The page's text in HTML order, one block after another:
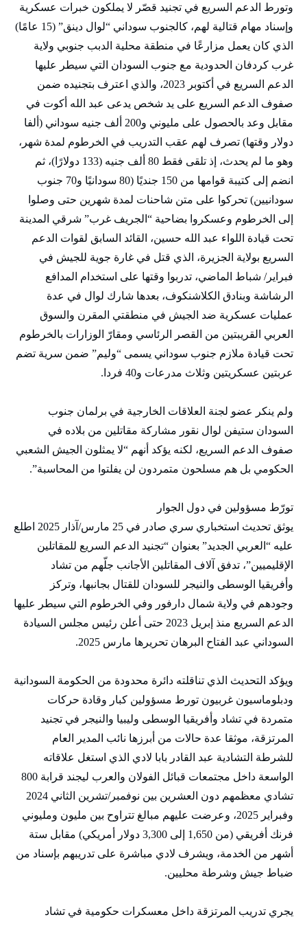
وتورط الدعم السريع في تجنيد قصّر لا يملكون خبرات عسكرية
وإسناد مهام قتالية لهم، كالجنوب سوداني “لوال دينق” (15 عامًا)
الذي كان يعمل مزارعًا في منطقة محلية الدبب جنوبي ولاية
غرب كردفان الحدودية مع جنوب السودان التي سيطر عليها
الدعم السريع في أكتوبر 2023، والذي اعترف بتجنيده ضمن
صفوف الدعم السريع على يد شخص يدعى عبد الله أكوت في
مقابل وعد بالحصول على مليوني و200 ألف جنيه سوداني (ألفا
دولار وقتها) تصرف لهم عقب التدريب في الخرطوم لمدة شهر،
وهو ما لم يحدث، إذ تلقى فقط 80 ألف جنيه (133 دولارًا)، ثم
انضم إلى كتيبة قوامها من 150 جنديًا (80 سودانيًا و70 جنوب
سودانيين) تحركوا على متن شاحنات لمدة شهرين حتى وصلوا
إلى الخرطوم وعسكروا بضاحية “الجريف غرب” شرقي المدينة
تحت قيادة اللواء عبد الله حسين، القائد السابق لقوات الدعم
السريع بولاية الجزيرة، الذي قتل في غارة جوية للجيش في
فبراير/ شباط الماضي، تدربوا وقتها على استخدام المدافع
الرشاشة وبنادق الكلاشنكوف، بعدها شارك لوال في عدة
عمليات عسكرية ضد الجيش في منطقتي المقرن والسوق
العربي القريبتين من القصر الرئاسي ومقارّ الوزارات بالخرطوم
تحت قيادة ملازم جنوب سوداني يسمى “وليم” ضمن سرية تضم
عربتين عسكريتين وثلاث مدرعات و40 فردا.
ولم ينكر عضو لجنة العلاقات الخارجية في برلمان جنوب
السودان ستيفن لوال نقور مشاركة مقاتلين من بلاده في
صفوف الدعم السريع، لكنه يؤكد أنهم “لا يمثلون الجيش الشعبي
الحكومي بل هم مسلحون متمردون لن يفلتوا من المحاسبة”.
تورّط مسؤولين في دول الجوار
يوثق تحديث استخباري سري صادر في 25 مارس/آذار 2025 اطلع
عليه “العربي الجديد” بعنوان “تجنيد الدعم السريع للمقاتلين
الإقليميين”، تدفق آلاف المقاتلين الأجانب جلّهم من تشاد
وأفريقيا الوسطى والنيجر للسودان للقتال بجانبها، وتركز
وجودهم في ولاية شمال دارفور وفي الخرطوم التي سيطر عليها
الدعم السريع منذ إبريل 2023 حتى أعلن رئيس مجلس السيادة
السوداني عبد الفتاح البرهان تحريرها مارس 2025.
ويؤكد التحديث الذي تناقلته دائرة محدودة من الحكومة السودانية
ودبلوماسيون غربيون تورط مسؤولين كبار وقادة حركات
متمردة في تشاد وأفريقيا الوسطى وليبيا والنيجر في تجنيد
المرتزقة، موثقا عدة حالات من أبرزها نائب المدير العام
للشرطة التشادية عبد القادر بابا لادي الذي استغل علاقاته
الواسعة داخل مجتمعات قبائل الفولان والعرب ليجند قرابة 800
تشادي معظمهم دون العشرين بين نوفمبر/تشرين الثاني 2024
وفبراير 2025، وعرضت عليهم مبالغ تتراوح بين مليون ومليوني
فرنك أفريقي (من 1,650 إلى 3,300 دولار أمريكي) مقابل ستة
أشهر من الخدمة، ويشرف لادي مباشرة على تدريبهم بإسناد من
ضباط جيش وشرطة محليين.
يجري تدريب المرتزقة داخل معسكرات حكومية في تشاد